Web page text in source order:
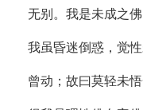
无别。我是未成之
我虽昏迷倒惑，觉
曾动；故曰莫轻未